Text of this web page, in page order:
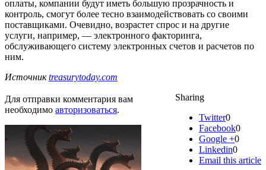
оплаты, компании будут иметь большую прозрачность и
контроль, смогут более тесно взаимодействовать со своими
поставщиками. Очевидно, возрастет спрос и на другие
услуги, например, — электронного факторинга,
обслуживающего систему электронных счетов и расчетов по
ним.
Источникtreasurytoday.com
Sharing
Twitter0
Facebook0
Google +0
Linkedin0
Email this article
Для отправки комментария вам
необходимо авторизоваться.